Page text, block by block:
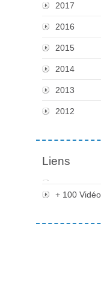
2017
2016
2015
2014
2013
2012
Liens
+ 100